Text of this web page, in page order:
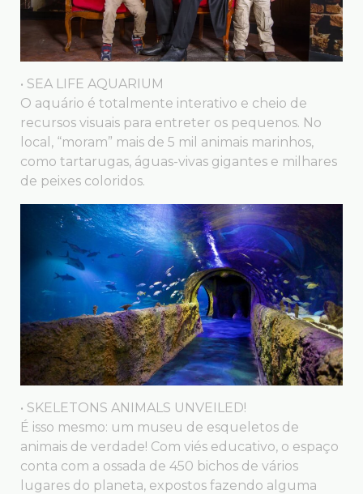
• SEA LIFE AQUARIUM
O aquário é totalmente interativo e cheio de
recursos visuais para entreter os pequenos. No
local, “moram” mais de 5 mil animais marinhos,
como tartarugas, águas-vivas gigantes e milhares
de peixes coloridos.
• SKELETONS ANIMALS UNVEILED!
É isso mesmo: um museu de esqueletos de
animais de verdade! Com viés educativo, o espaço
conta com a ossada de 450 bichos de vários
lugares do planeta, expostos fazendo alguma